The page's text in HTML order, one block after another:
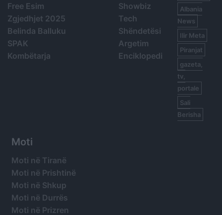
Free Esim
Zgjedhjet 2025
Belinda Balluku
SPAK
Kombëtarja
Showbiz
Tech
Shëndetësi
Argetim
Enciklopedi
Albania
News
Ilir Meta
Piranjat
gazeta,
tv,
portale
Sali
Berisha
Moti
Moti në Tiranë
Moti në Prishtinë
Moti në Shkup
Moti në Durrës
Moti në Prizren